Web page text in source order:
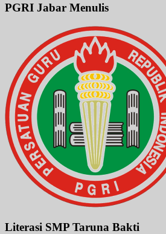
PGRI Jabar Menulis
Literasi SMP Taruna Bakti